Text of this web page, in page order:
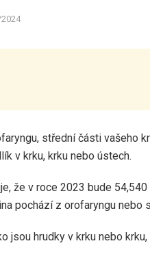
střední části vašeho
v krku, krku nebo ústech.
že v roce 2023 bude 54,540
pochází z orofaryngu nebo
jsou hrudky v krku nebo